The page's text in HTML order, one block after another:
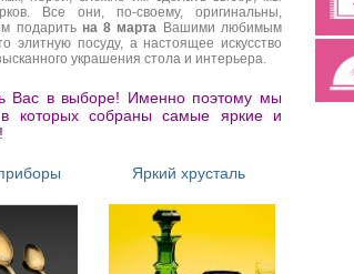
Все они, по-своему, оригинальны,
подарить на 8 марта Вашими любимым
посуду, а настоящее искусство
украшения стола и интерьера.
Вас в выборе! Именно поэтому мы
которых собраны самые яркие и
Яркий хрусталь